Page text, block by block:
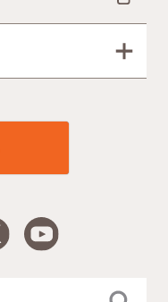
YouTube